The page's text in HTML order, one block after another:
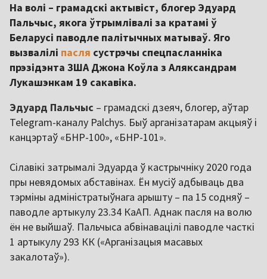
На волі – грамадскі актывіст, блогер Эдуард
Пальчыс, якога ўтрымлівалі за кратамі ў
Беларусі паводле палітычных матываў. Яго
вызвалілі пасля сустрэчы спецпасланніка
прэзідэнта ЗША Джона Коўла з Аляксандрам
Лукашэнкам 19 сакавіка.
Эдуард Пальчыс – грамадскі дзеяч, блогер, аўтар
Telegram-каналу Palchys. Быў арганізатарам акцыяў і
канцэртаў «БНР-100», «БНР-101».
Сілавікі затрымалі Эдуарда ў кастрычніку 2020 года
пры невядомых абставінах. Ён мусіў адбываць два
тэрміны адміністратыўнага арышту – па 15 содняў –
паводле артыкулу 23.34 КаАП. Аднак пасля на волю
ён не выйшаў. Пальчыса абвінавацілі паводле часткі
1 артыкулу 293 КК («Арганізацыя масавых
закалотаў»).